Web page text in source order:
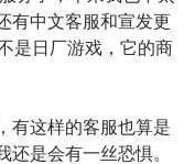
有中文客服和宣发更
是日厂游戏，它的商
有这样的客服也算是
是会有一丝恐惧。